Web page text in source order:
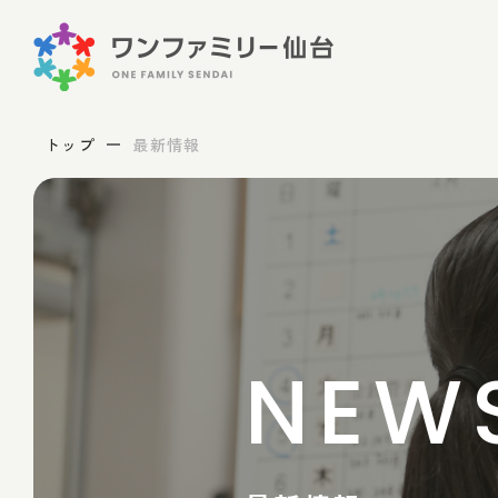
トップ 最新情報